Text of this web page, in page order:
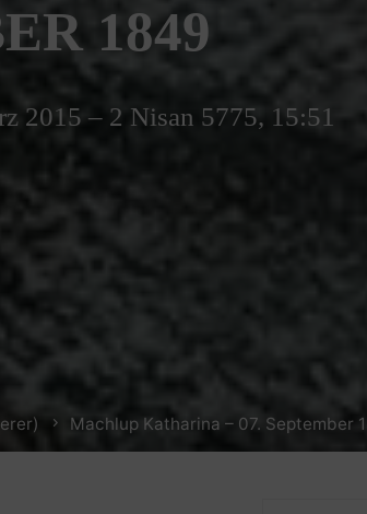
1849
2015 – 2 Nisan 5775, 15:51
Machlup Katharina – 07. September